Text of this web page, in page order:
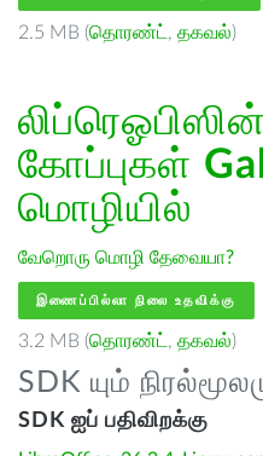
2.5 MB (தொரண்ட் , தகவல்)
கோப்புகள்
மொழியில்
வேறொரு மொழி தேவையா?
இணைப்பில்லா நிலை உதவிக்கு
3.2 MB (தொரண்ட் , தகவல்)
SDK யும்
SDK ஐப் பதிவிறக்கு